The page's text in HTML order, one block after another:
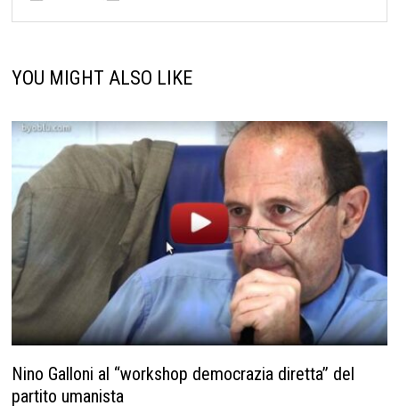
YOU MIGHT ALSO LIKE
Nino Galloni al “workshop democrazia diretta” del
partito umanista